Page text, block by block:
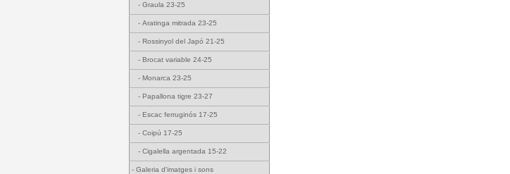
- Graula 23-25
- Aratinga mitrada 23-25
- Rossinyol del Japó 21-25
- Brocat variable 24-25
- Monarca 23-25
- Papallona tigre 23-27
- Escac ferruginós 17-25
- Coipú 17-25
- Cigalella argentada 15-22
- Galeria d'imatges i sons